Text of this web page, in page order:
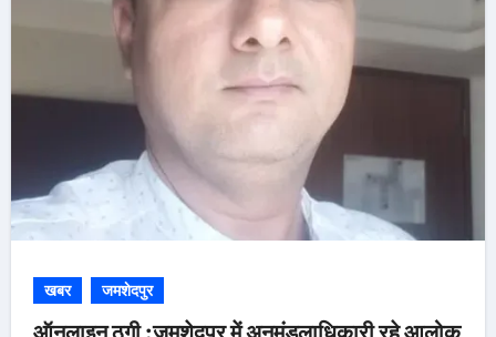
खबर जमशेदपुर